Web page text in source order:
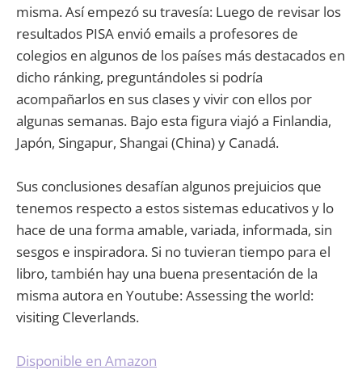
misma. Así empezó su travesía: Luego de revisar los
resultados PISA envió emails a profesores de
colegios en algunos de los países más destacados en
dicho ránking, preguntándoles si podría
acompañarlos en sus clases y vivir con ellos por
algunas semanas. Bajo esta figura viajó a Finlandia,
Japón, Singapur, Shangai (China) y Canadá.
Sus conclusiones desafían algunos prejuicios que
tenemos respecto a estos sistemas educativos y lo
hace de una forma amable, variada, informada, sin
sesgos e inspiradora. Si no tuvieran tiempo para el
libro, también hay una buena presentación de la
misma autora en Youtube: Assessing the world:
visiting Cleverlands.
Disponible en Amazon